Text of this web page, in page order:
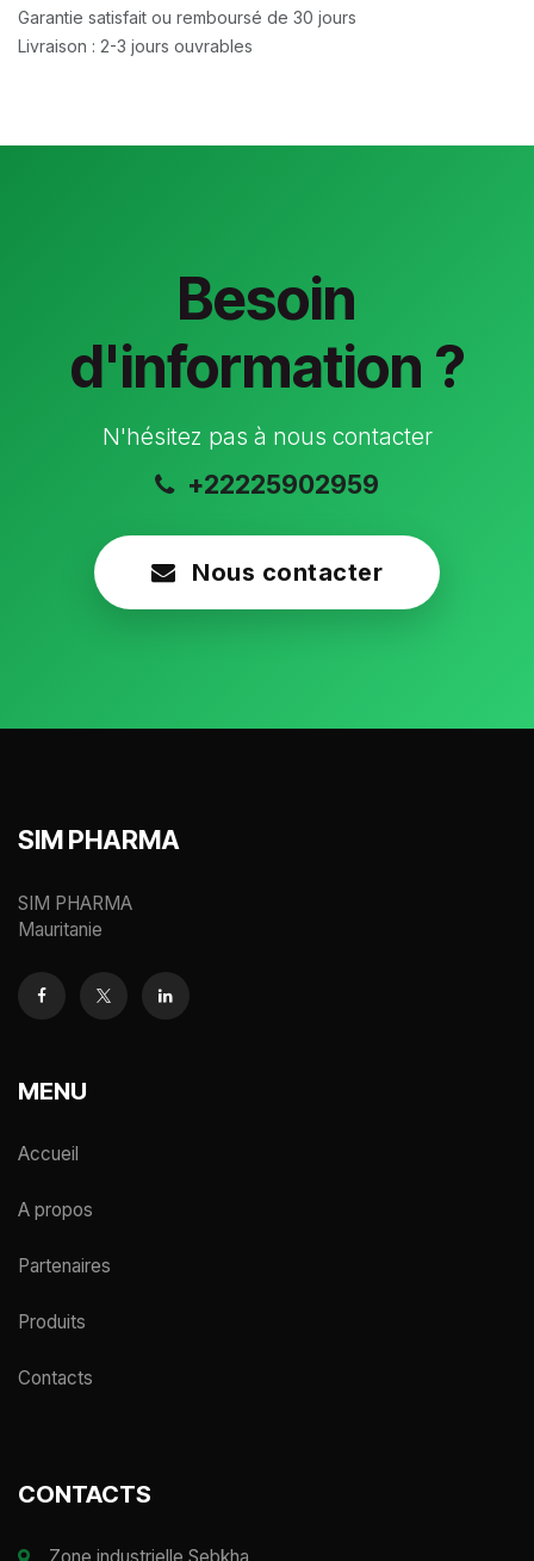
Garantie satisfait ou remboursé de 30 jours
Livraison : 2-3 jours ouvrables
Besoin
d'information ?
N'hésitez pas à nous contacter
+22225902959
Nous contacter
SIM PHARMA
SIM PHARMA
Mauritanie
MENU
Accueil
A propos
Partenaires
Produits
Contacts
CONTACTS